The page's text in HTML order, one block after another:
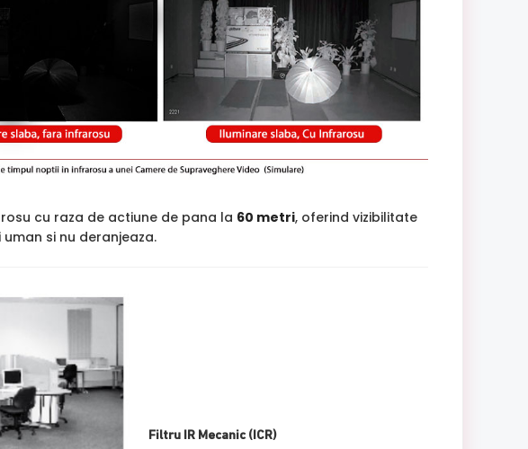
cu raza de actiune de pana la 60 metri, oferind vizibilitate
si nu deranjeaza.
Filtru IR Mecanic (ICR)